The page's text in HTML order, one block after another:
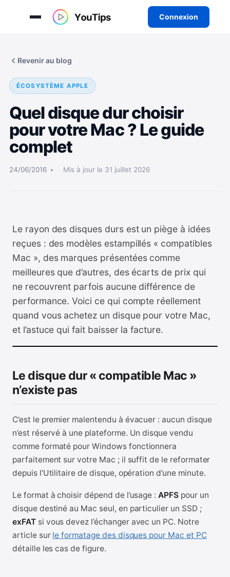
Connexion
Revenir au blog
ÉCOSYSTÈME APPLE
Quel disque dur choisir
pour votre Mac ? Le guide
complet
24/06/2016 Mis à jour le 31 juillet 2026
Le rayon des disques durs est un piège à idées
reçues : des modèles estampillés « compatibles
Mac », des marques présentées comme
meilleures que d’autres, des écarts de prix qui
ne recouvrent parfois aucune différence de
performance. Voici ce qui compte réellement
quand vous achetez un disque pour votre Mac,
et l’astuce qui fait baisser la facture.
Le disque dur « compatible Mac »
n’existe pas
C’est le premier malentendu à évacuer : aucun disque
n’est réservé à une plateforme. Un disque vendu
comme formaté pour Windows fonctionnera
parfaitement sur votre Mac ; il suffit de le reformater
depuis l’Utilitaire de disque, opération d’une minute.
Le format à choisir dépend de l’usage :APFSpour un
disque destiné au Mac seul, en particulier un SSD ;
exFATsi vous devez l’échanger avec un PC. Notre
article sur le formatage des disques pour Mac et PC
détaille les cas de figure.